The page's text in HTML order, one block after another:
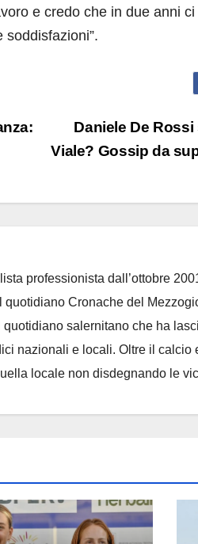
e credo che in due anni
Daniele De
Viale? Gossip da
professionista dall’ottobre
Cronache del
salernitano che ha
nazionali e locali. Oltre il calcio
locale non disdegnando le